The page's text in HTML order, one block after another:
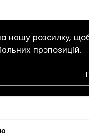
нашу розсилку,
пропозицій.